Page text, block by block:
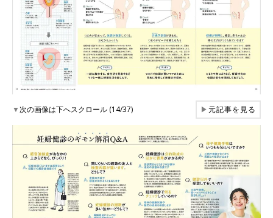
▼次の画像は下へスクロール (14/37) ▶元記事を見る